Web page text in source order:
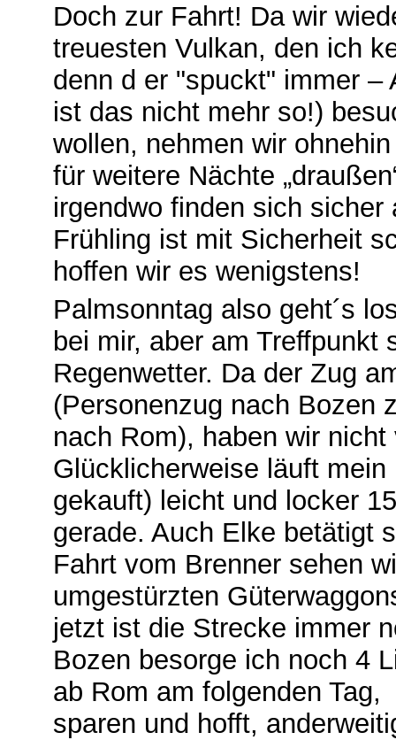
Doch zur Fahrt! Da wir
treuesten Vulkan, den ich
denn d er "spuckt" immer –
ist das nicht mehr so!)
wollen, nehmen wir
für weitere Nächte
irgendwo finden sich
Frühling ist mit Sicherheit
hoffen wir es wenigstens!
Palmsonntag also geht´s
bei mir, aber am Treffpunkt
Regenwetter. Da der Zug
(Personenzug nach Bozen
nach Rom), haben wir
Glücklicherweise läuft
gekauft) leicht und locker
gerade. Auch Elke betätigt
Fahrt vom Brenner sehen
umgestürzten
jetzt ist die Strecke immer
Bozen besorge ich noch 4
ab Rom am folgenden
sparen und hofft,